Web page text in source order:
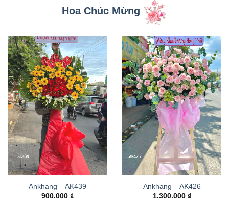
Hoa Chúc Mừng
Ankhang – AK439
900.000 ₫
Ankhang – AK426
1.300.000 ₫